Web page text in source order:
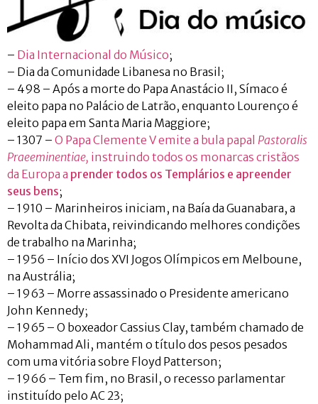
– Dia Internacional do Músico;
– Dia da Comunidade Libanesa no Brasil;
– 498 – Após a morte do Papa Anastácio II, Símaco é
eleito papa no Palácio de Latrão, enquanto Lourenço é
eleito papa em Santa Maria Maggiore;
– 1307 – O Papa Clemente V emite a bula papal Pastoralis
Praeeminentiae, instruindo todos os monarcas cristãos
da Europa a prender todos os Templários e apreender
seus bens;
– 1910 – Marinheiros iniciam, na Baía da Guanabara, a
Revolta da Chibata, reivindicando melhores condições
de trabalho na Marinha;
– 1956 – Início dos XVI Jogos Olímpicos em Melboune,
na Austrália;
– 1963 – Morre assassinado o Presidente americano
John Kennedy;
– 1965 – O boxeador Cassius Clay, também chamado de
Mohammad Ali, mantém o título dos pesos pesados
com uma vitória sobre Floyd Patterson;
– 1966 – Tem fim, no Brasil, o recesso parlamentar
instituído pelo AC 23;